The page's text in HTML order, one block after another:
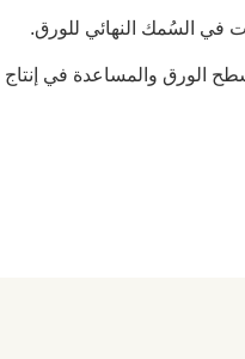
في السُمك النهائي للورق.
الورق والمساعدة في